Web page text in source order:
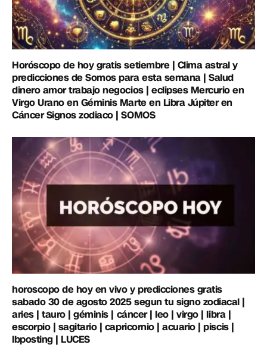
Horóscopo de hoy gratis setiembre | Clima astral y
predicciones de Somos para esta semana | Salud
dinero amor trabajo negocios | eclipses Mercurio en
Virgo Urano en Géminis Marte en Libra Júpiter en
Cáncer Signos zodiaco | SOMOS
horoscopo de hoy en vivo y predicciones gratis
sabado 30 de agosto 2025 segun tu signo zodiacal |
aries | tauro | géminis | cáncer | leo | virgo | libra |
escorpio | sagitario | capricornio | acuario | piscis |
lbposting | LUCES